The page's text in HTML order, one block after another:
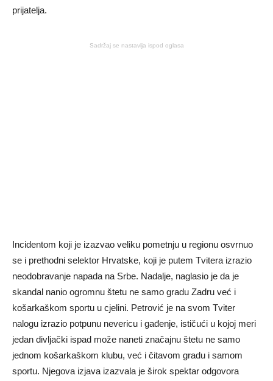
prijatelja.
Sadržaj se nastavlja ispod oglasa
Incidentom koji je izazvao veliku pometnju u regionu osvrnuo
se i prethodni selektor Hrvatske, koji je putem Tvitera izrazio
neodobravanje napada na Srbe. Nadalje, naglasio je da je
skandal nanio ogromnu štetu ne samo gradu Zadru već i
košarkaškom sportu u cjelini. Petrović je na svom Tviter
nalogu izrazio potpunu nevericu i gađenje, ističući u kojoj meri
jedan divljački ispad može naneti značajnu štetu ne samo
jednom košarkaškom klubu, već i čitavom gradu i samom
sportu. Njegova izjava izazvala je širok spektar odgovora